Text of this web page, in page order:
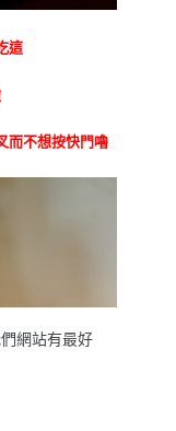
網站有最好
這
而不想按快門嚕